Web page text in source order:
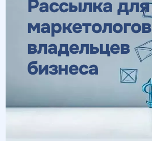
Рассылка для
маркетологов
владельцев
бизнеса